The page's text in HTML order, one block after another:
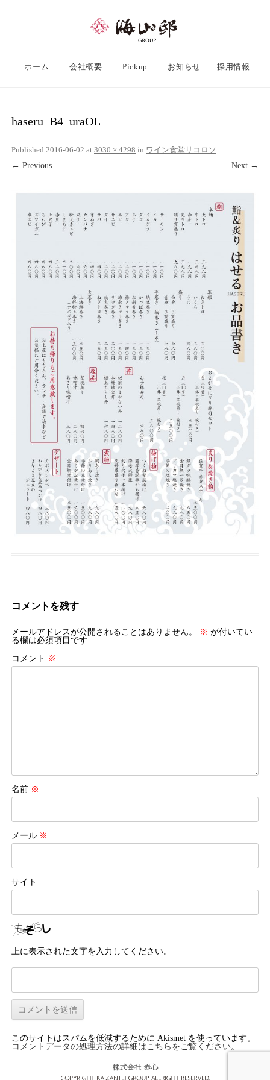
ホーム 会社概要 Pickup お知らせ 採用情報
haseru_B4_uraOL
Published 2016-06-02 at 3030 × 4298 in ワイン食堂リコロソ
← Previous
Next →
コメントを残す
メールアドレスが公開されることはありません。 ※ が付いてい
る欄は必須項目です
コメント ※
名前 ※
メール ※
サイト
上に表示された文字を入力してください。
このサイトはスパムを低減するために Akismet を使っています。
コメントデータの処理方法の詳細はこちらをご覧ください。